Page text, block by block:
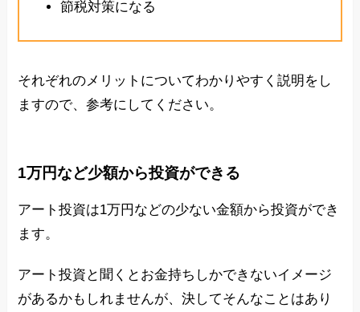
節税対策になる
それぞれのメリットについてわかりやすく説明をし
ますので、参考にしてください。
1万円など少額から投資ができる
アート投資は1万円などの少ない金額から投資ができ
ます。
アート投資と聞くとお金持ちしかできないイメージ
があるかもしれませんが、決してそんなことはあり